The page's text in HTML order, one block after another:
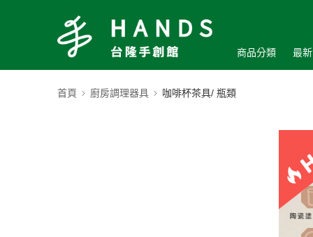
商品分類 最
首頁 廚房調理器具 咖啡杯茶具/ 瓶類